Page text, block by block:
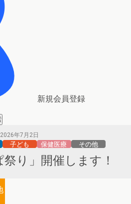
新規会員登録
2026年7月2日
子ども 保健医療 その他
祭り」開催します！